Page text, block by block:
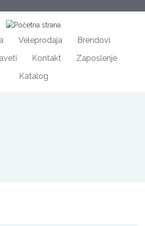
Veleprodaja
Brendovi
Kontakt
Zaposlenje
Katalog